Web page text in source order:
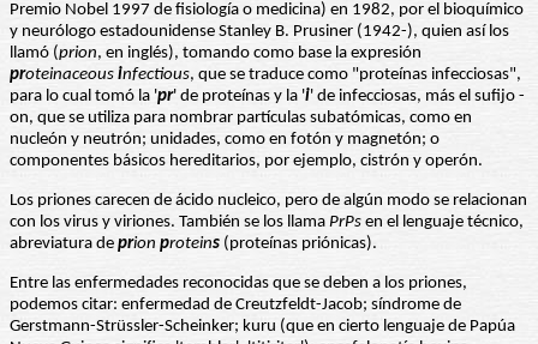
Premio Nobel 1997 de fisiología o medicina) en 1982, por el bioquímico
y neurólogo estadounidense Stanley B. Prusiner (1942-), quien así los
llamó (prion, en inglés), tomando como base la expresión
proteinaceous infectious, que se traduce como "proteínas infecciosas",
para lo cual tomó la 'pr' de proteínas y la 'i' de infecciosas, más el sufijo -
on, que se utiliza para nombrar partículas subatómicas, como en
nucleón y neutrón; unidades, como en fotón y magnetón; o
componentes básicos hereditarios, por ejemplo, cistrón y operón.
Los priones carecen de ácido nucleico, pero de algún modo se relacionan
con los virus y viriones. También se los llama PrPs en el lenguaje técnico,
abreviatura de prion proteins (proteínas priónicas).
Entre las enfermedades reconocidas que se deben a los priones,
podemos citar: enfermedad de Creutzfeldt-Jacob; síndrome de
Gerstmann-Strüssler-Scheinker; kuru (que en cierto lenguaje de Papúa